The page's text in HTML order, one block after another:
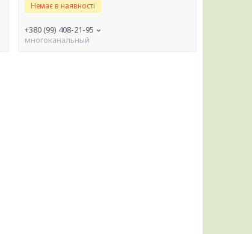
Немає в наявності
+380 (99) 408-21-95
многоканальный